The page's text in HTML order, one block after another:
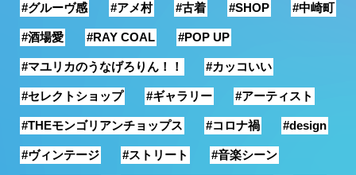
銭湯
#グルーヴ感 #アメ村 #古着 #SHOP #中崎町
#酒場愛 #RAY COAL #POP UP
#マユリカのうなげろりん！！ #カッコいい
#セレクトショップ #ギャラリー #アーティスト
#THEモンゴリアンチョップス #コロナ禍 #design
#ヴィンテージ #ストリート #音楽シーン